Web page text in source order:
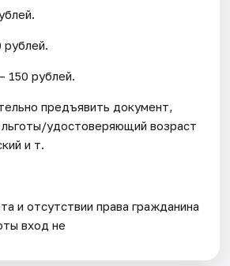
150 рублей.
предъявить документ,
удостоверяющий возраст
и т.
и отсутствии права гражданина
вход не